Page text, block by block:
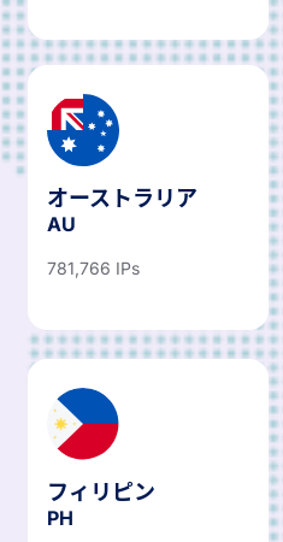
オーストラリア
AU
781,766 IPs
フィリピン
PH